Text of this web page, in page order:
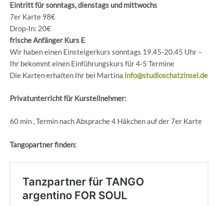
Eintritt für sonntags, dienstags und mittwochs
7er Karte 98€
Drop-In: 20€
frische Anfänger Kurs E
Wir haben einen Einsteigerkurs sonntags 19.45-20.45 Uhr –
Ihr bekommt einen Einführungskurs für 4-5 Termine
Die Karten erhalten Ihr bei Martina info@studioschatzinsel.de
Privatunterricht für Kursteilnehmer:
60 min , Termin nach Absprache 4 Häkchen auf der 7er Karte
Tangopartner finden: